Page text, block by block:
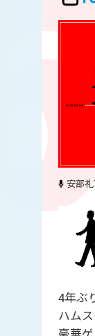
安部
4年ぶ
ハム